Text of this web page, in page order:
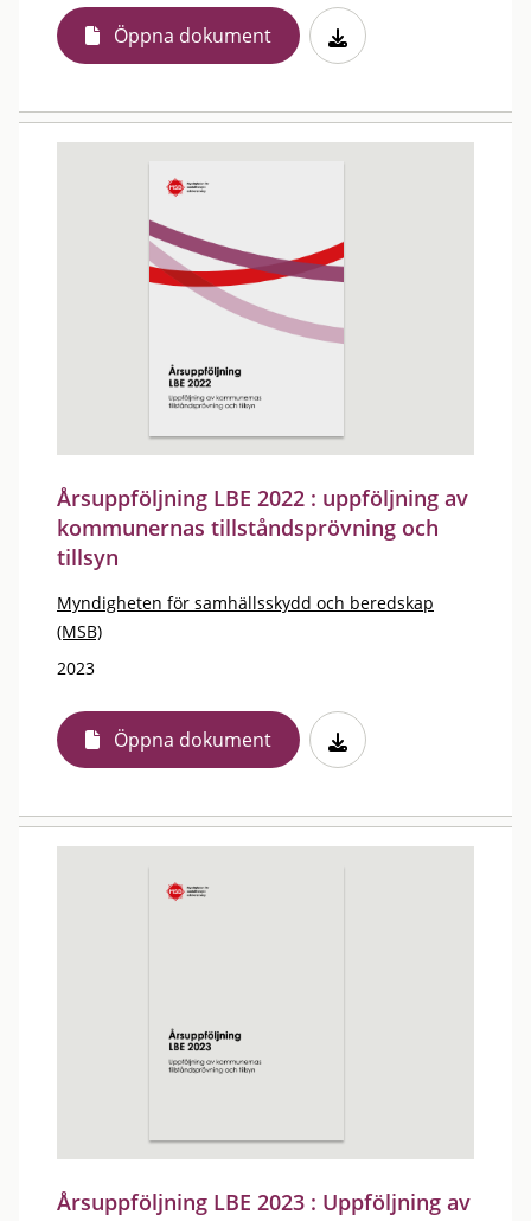
Öppna dokument
Årsuppföljning LBE 2022 : uppföljning av
kommunernas tillståndsprövning och
tillsyn
Myndigheten för samhällsskydd och beredskap
(MSB)
2023
Öppna dokument
Årsuppföljning LBE 2023 : Uppföljning av